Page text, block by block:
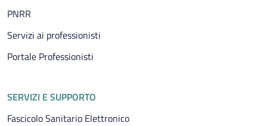
PNRR
Servizi ai professionisti
Portale Professionisti
SERVIZI E SUPPORTO
Fascicolo Sanitario Elettronico